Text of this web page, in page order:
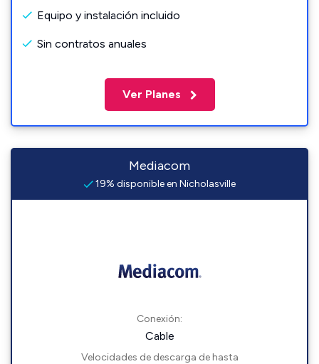
Equipo y instalación incluido
Sin contratos anuales
Ver Planes
Mediacom
19% disponible en Nicholasville
Conexión:
Cable
Velocidades de descarga de hasta